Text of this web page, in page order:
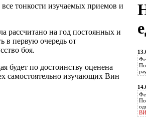
тонкости изучаемых приемов и
рассчитано на год постоянных и
в первую очередь от
боя.
будет по достоинству оценена
самостоятельно изучающих Вин